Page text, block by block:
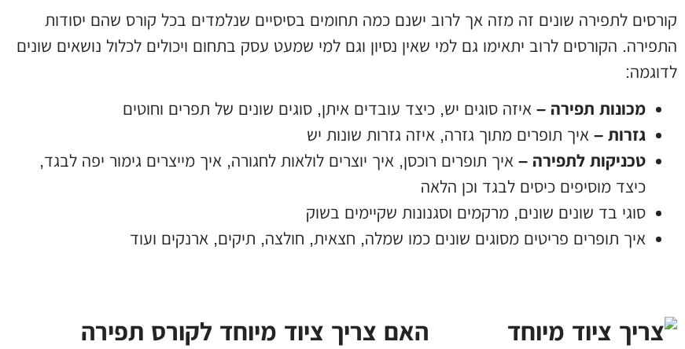
קורסים לתפירה שונים זה מזה אך לרוב ישנם כמה תחומים בסיסיים שנלמדים בכל קורס שהם יסודות
התפירה. הקורסים לרוב יתאימו גם למי שאין נסיון וגם למי שמעט עסק בתחום ויכולים לכלול נושאים שונים
לדוגמה:
מכונות תפירה – איזה סוגים יש, כיצד עובדים איתן, סוגים שונים של תפרים וחוטים
גזרות – איך תופרים מתוך גזרה, איזה גזרות שונות יש
טכניקות לתפירה – איך תופרים רוכסן, איך יוצרים לולאות לחגורה, איך מייצרים גימור יפה לבגד,
כיצד מוסיפים כיסים לבגד וכן הלאה
סוגי בד שונים שונים, מרקמים וסגנונות שקיימים בשוק
איך תופרים פריטים מסוגים שונים כמו שמלה, חצאית, חולצה, תיקים, ארנקים ועוד
האם צריך ציוד מיוחד לקורס תפירה